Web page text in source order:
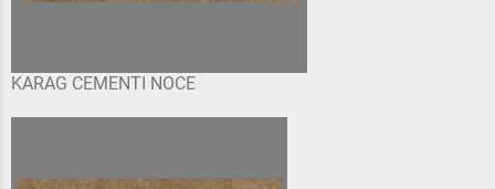
KARAG CEMENTI NOCE